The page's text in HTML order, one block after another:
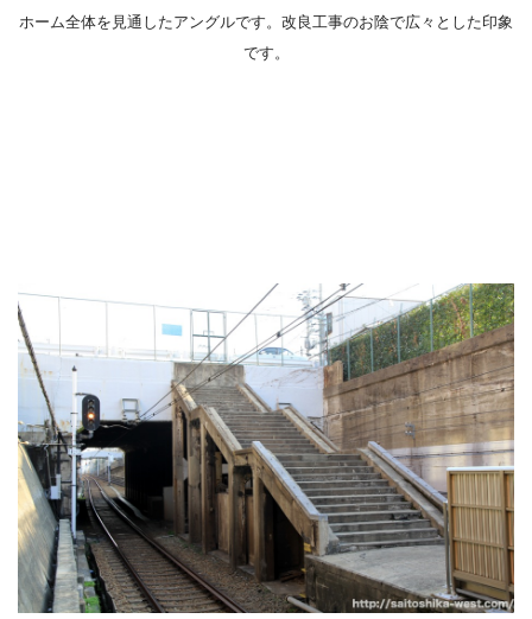
ホーム全体を見通したアングルです。改良工事のお陰で広々とした印象
です。